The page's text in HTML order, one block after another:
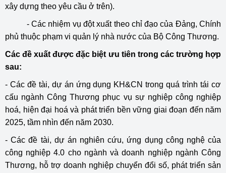
xây dựng theo yêu cầu ở trên).
- Các nhiệm vụ đột xuất theo chỉ đạo của Đảng, Chính
phủ thuộc phạm vi quản lý nhà nước của Bộ Công Thương.
Các đề xuất được đặc biệt ưu tiên trong các trường hợp
sau:
- Các đề tài, dự án ứng dụng KH&CN trong quá trình tái cơ
cấu ngành Công Thương phục vụ sự nghiệp công nghiệp
hoá, hiện đại hoá và phát triển bền vững giai đoạn đến năm
2025, tầm nhìn đến năm 2030.
- Các đề tài, dự án nghiên cứu, ứng dụng công nghệ của
công nghiệp 4.0 cho ngành và doanh nghiệp ngành Công
Thương, hỗ trợ doanh nghiệp chuyển đổi số, phát triển sản